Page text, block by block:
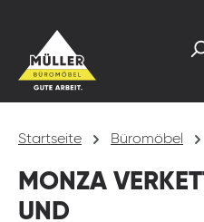
Startseite Büromöbel
MONZA
UND